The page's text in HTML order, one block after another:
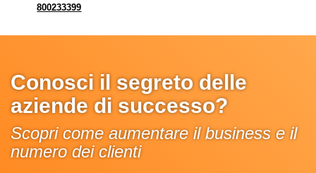
800233399
Conosci il segreto delle
aziende di successo?
Scopri come aumentare il business e il
numero dei clienti